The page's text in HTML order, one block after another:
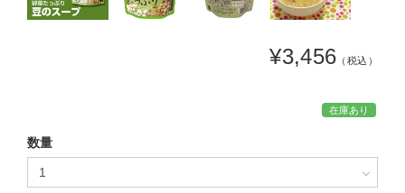
¥3,456 （税込）
在庫あり
数量